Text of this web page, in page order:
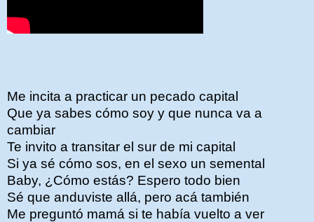
Me incita a practicar un pecado capital
Que ya sabes cómo soy y que nunca va a
cambiar
Te invito a transitar el sur de mi capital
Si ya sé cómo sos, en el sexo un semental
Baby, ¿Cómo estás? Espero todo bien
Sé que anduviste allá, pero acá también
Me preguntó mamá si te había vuelto a ver